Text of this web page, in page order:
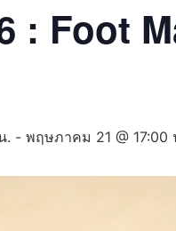
: Foot
. - พฤษภาคม 21 @ 17:00